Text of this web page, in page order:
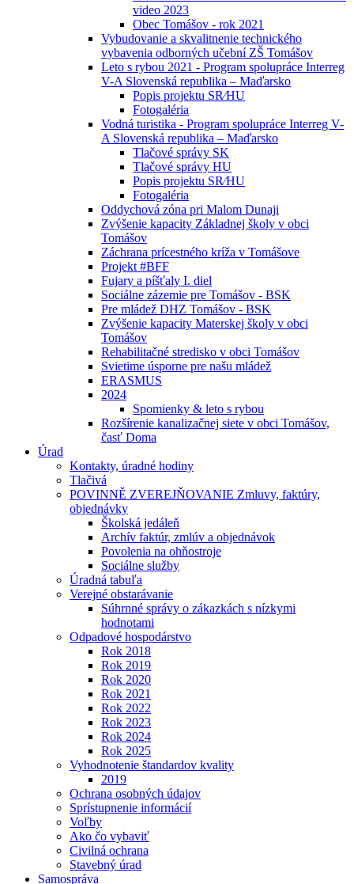
video 2023
Obec Tomášov - rok 2021
Vybudovanie a skvalitnenie technického
vybavenia odborných učební ZŠ Tomášov
Leto s rybou 2021 - Program spolupráce Interreg
V-A Slovenská republika – Maďarsko
Popis projektu SR⁄HU
Fotogaléria
Vodná turistika - Program spolupráce Interreg V-
A Slovenská republika – Maďarsko
Tlačové správy SK
Tlačové správy HU
Popis projektu SR⁄HU
Fotogaléria
Oddychová zóna pri Malom Dunaji
Zvýšenie kapacity Základnej školy v obci
Tomášov
Záchrana prícestného kríža v Tomášove
Projekt #BFF
Fujary a píšťaly I. diel
Sociálne zázemie pre Tomášov - BSK
Pre mládež DHZ Tomášov - BSK
Zvýšenie kapacity Materskej školy v obci
Tomášov
Rehabilitačné stredisko v obci Tomášov
Svietime úsporne pre našu mládež
ERASMUS
2024
Spomienky & leto s rybou
Rozšírenie kanalizačnej siete v obci Tomášov,
časť Doma
Úrad
Kontakty, úradné hodiny
Tlačivá
POVINNĚ ZVEREJŇOVANIE Zmluvy, faktúry,
objednávky
Školská jedáleň
Archív faktúr, zmlúv a objednávok
Povolenia na ohňostroje
Sociálne služby
Úradná tabuľa
Verejné obstarávanie
Súhrnné správy o zákazkách s nízkymi
hodnotami
Odpadové hospodárstvo
Rok 2018
Rok 2019
Rok 2020
Rok 2021
Rok 2022
Rok 2023
Rok 2024
Rok 2025
Vyhodnotenie štandardov kvality
2019
Ochrana osobných údajov
Sprístupnenie informácií
Voľby
Ako čo vybaviť
Civilná ochrana
Stavebný úrad
Samospráva